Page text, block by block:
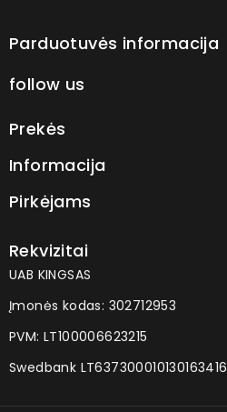
Parduotuvės informacija
follow us
Prekės
Informacija
Pirkėjams
Rekvizitai
UAB KINGSAS
Įmonės kodas: 302712953
PVM: LT100006623215
Swedbank LT637300010130163416